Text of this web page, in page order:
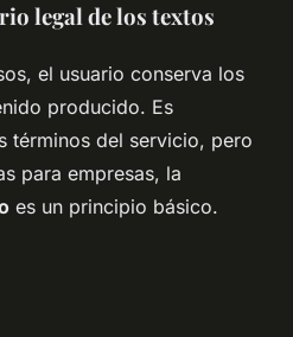
legal de los textos
el usuario conserva los
producido. Es
términos del servicio, pero
para empresas, la
es un principio básico.